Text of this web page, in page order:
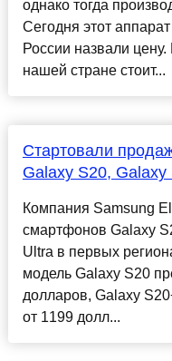
однако тогда
Сегодня этот
России назвали
нашей стране стоит...
Стартовали
Galaxy S20,
Компания Samsung
смартфонов Galaxy
Ultra в первых
модель Galaxy S20
долларов, Galaxy
от 1199 долл...